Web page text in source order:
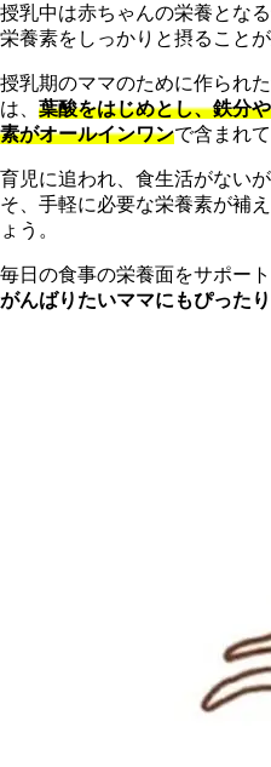
授乳中は赤ちゃんの栄養とな
栄養素をしっかりと摂ることが
授乳期のママのために作られ
は、 葉酸をはじめとし、鉄分
素がオールインワンで含まれて
育児に追われ、食生活がない
そ、手軽に必要な栄養素が補
ょう。
毎日の食事の栄養面をサポート
がんばりたいママにもぴったり